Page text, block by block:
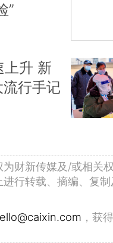
”
上升 新
行手记
财新传媒及/或相关
行转载、摘编、复
，获